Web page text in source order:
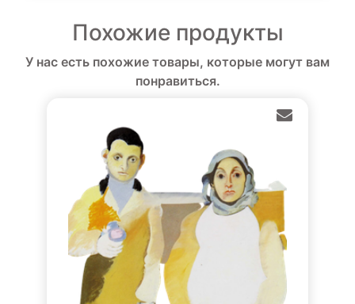
Похожие продукты
У нас есть похожие товары, которые могут вам
понравиться.